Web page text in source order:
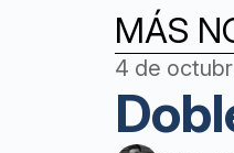
MÁS
4 de